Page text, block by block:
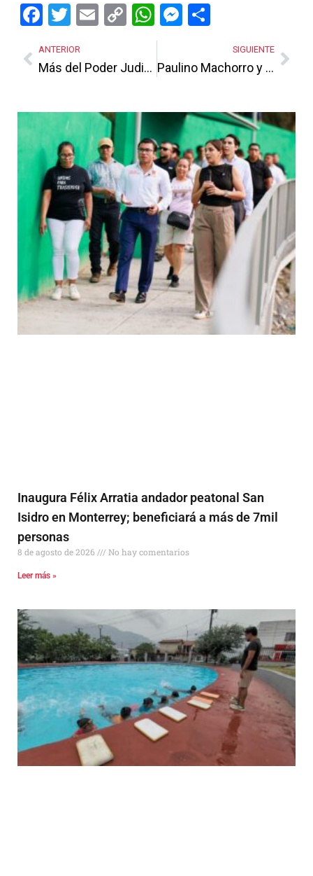
Facebook
Twitter
EmailCopy
Link
WhatsApp
Messenger
ANTERIOR
Más del Poder Judicial
SIGUIENTE
Paulino Machorro y Narváez vs Morena
Más Noticias
Inaugura Félix Arratia andador peatonal San
Isidro en Monterrey; beneficiará a más de 7mil
personas
8 de agosto de 2026 No hay comentarios
Leer más »